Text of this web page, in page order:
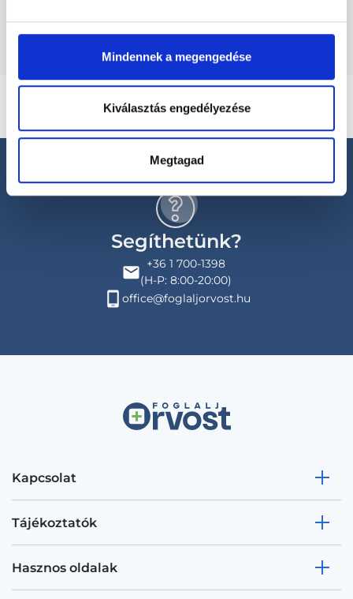
Mindennek a megengedése
Kiválasztás engedélyezése
Megtagad
Segíthetünk?
+36 1 700-1398
(H-P: 8:00-20:00)
office@foglaljorvost.hu
Kapcsolat
Tájékoztatók
Hasznos oldalak